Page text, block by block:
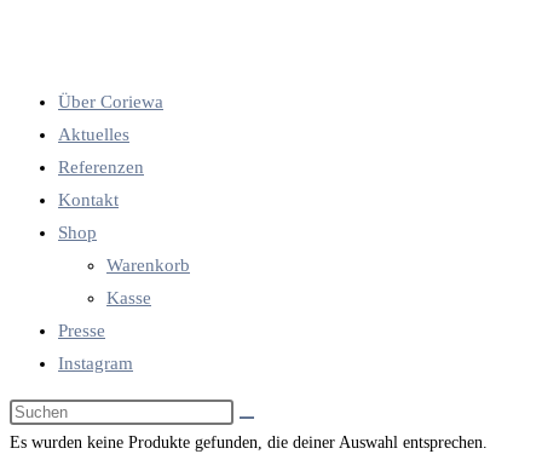
Über Coriewa
Aktuelles
Referenzen
Kontakt
Shop
Warenkorb
Kasse
Presse
Instagram
Diese
Website
Es wurden keine Produkte gefunden, die deiner Auswahl entsprechen.